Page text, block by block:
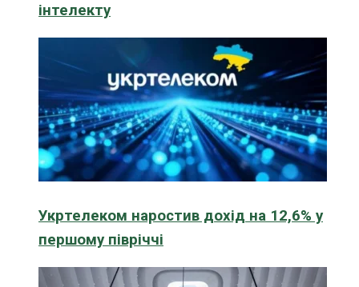
інтелекту
Укртелеком наростив дохід на 12,6% у
першому півріччі